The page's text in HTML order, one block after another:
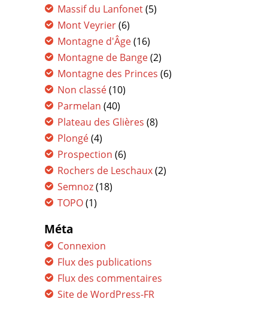
Massif du Lanfonet(5)
Mont Veyrier(6)
Montagne d'Âge(16)
Montagne de Bange(2)
Montagne des Princes (6)
Non classé(10)
Parmelan (40)
Plateau des Glières (8)
Plongé(4)
Prospection (6)
Rochers de Leschaux(2)
Semnoz(18)
TOPO(1)
Méta
Connexion
Flux des publications
Flux des commentaires
Site de WordPress-FR